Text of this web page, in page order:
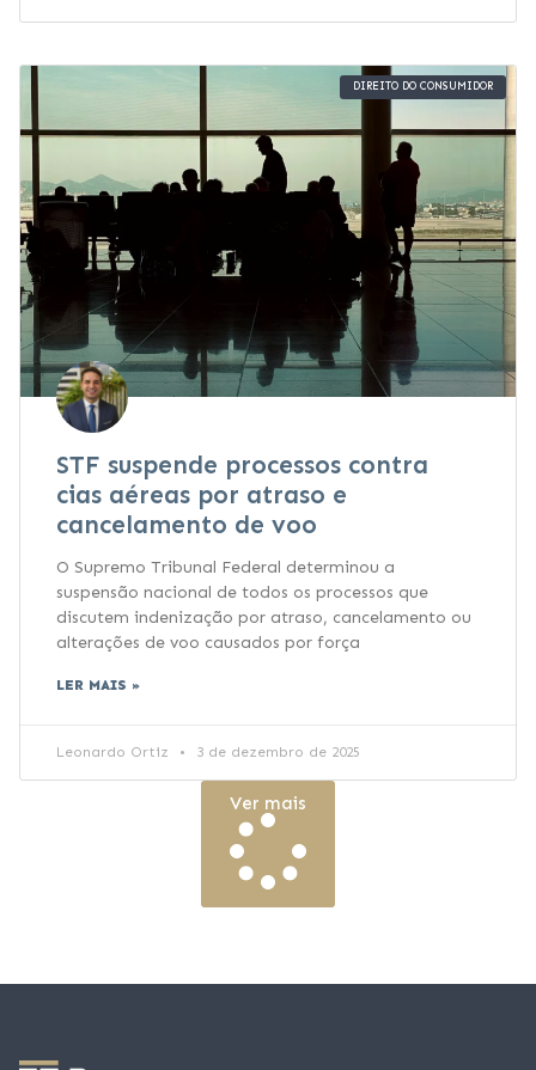
DIREITO DO CONSUMIDOR
STF suspende processos contra
cias aéreas por atraso e
cancelamento de voo
O Supremo Tribunal Federal determinou a
suspensão nacional de todos os processos que
discutem indenização por atraso, cancelamento ou
alterações de voo causados por força
LER MAIS »
Leonardo Ortiz 3 de dezembro de 2025
Ver mais